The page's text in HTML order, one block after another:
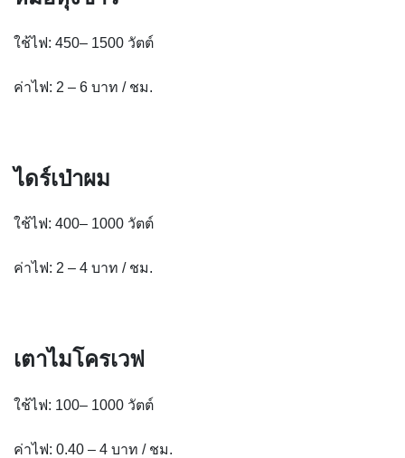
ใช้ไฟ: 450– 1500 วัตต์
ค่าไฟ: 2 – 6 บาท / ชม.
ไดร์เป่าผม
ใช้ไฟ: 400– 1000 วัตต์
ค่าไฟ: 2 – 4 บาท / ชม.
เตาไมโครเวฟ
ใช้ไฟ: 100– 1000 วัตต์
ค่าไฟ: 0.40 – 4 บาท / ชม.